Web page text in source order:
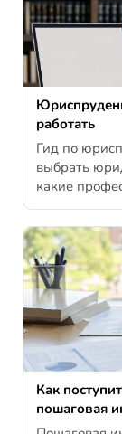
работать
Гид по
выбрать
какие
Как
пошаговая